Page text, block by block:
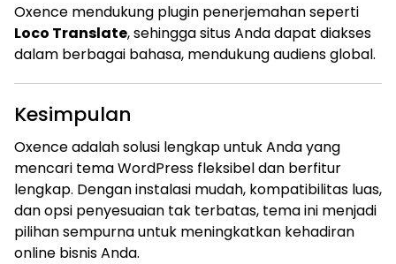
Oxence mendukung plugin penerjemahan seperti
Loco Translate, sehingga situs Anda dapat diakses
dalam berbagai bahasa, mendukung audiens global.
Kesimpulan
Oxence adalah solusi lengkap untuk Anda yang
mencari tema WordPress fleksibel dan berfitur
lengkap. Dengan instalasi mudah, kompatibilitas luas,
dan opsi penyesuaian tak terbatas, tema ini menjadi
pilihan sempurna untuk meningkatkan kehadiran
online bisnis Anda.